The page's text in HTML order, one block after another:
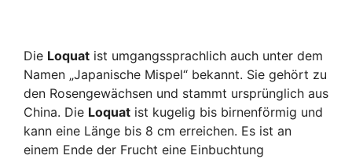
Die Loquat ist umgangssprachlich auch unter dem
Namen „Japanische Mispel“ bekannt. Sie gehört zu
den Rosengewächsen und stammt ursprünglich aus
China. Die Loquat ist kugelig bis birnenförmig und
kann eine Länge bis 8 cm erreichen. Es ist an
einem Ende der Frucht eine Einbuchtung